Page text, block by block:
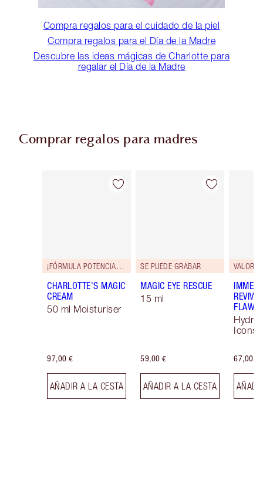
Compra regalos para el cuidado de la piel
Compra regalos para el Día de la Madre
Descubre las ideas mágicas de Charlotte para
regalar el Día de la Madre
Comprar regalos para madres
Artículo 1 de 92
¡FÓRMULA POTENCIADA!
CHARLOTTE'S MAGIC
CREAM
50 ml Moisturiser
97,00 €
AÑADIR A LA CESTA
Artículo 2 de 92
SE PUEDE GRABAR
MAGIC EYE RESCUE
15 ml
59,00 €
AÑADIR A LA CESTA
VALOR
Icons
67,00 €